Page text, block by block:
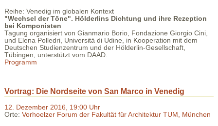
Reihe: Venedig im globalen Kontext
"Wechsel der Töne". Hölderlins Dichtung und ihre Rezeption
bei Komponisten
Tagung organisiert von Gianmario Borio, Fondazione Giorgio Cini,
und Elena Polledri, Università di Udine, in Kooperation mit dem
Deutschen Studienzentrum und der Hölderlin-Gesellschaft,
Tübingen, unterstützt vom DAAD.
Programm
Vortrag: Die Nordseite von San Marco in Venedig
12. Dezember 2016, 19:00 Uhr
Orte: Vorhoelzer Forum der Fakultät für Architektur TUM, München